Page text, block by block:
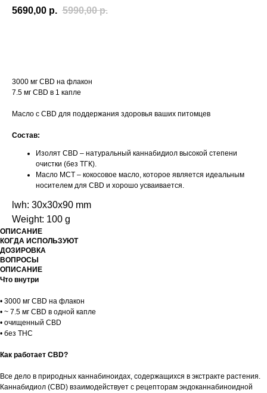
5690,00 р. 5990,00 р.
3000 мг CBD на флакон
7.5 мг CBD в 1 капле
Масло с CBD для поддержания здоровья ваших питомцев
Состав:
Изолят CBD – натуральный каннабидиол высокой степени
очистки (без ТГК).
Масло МСТ – кокосовое масло, которое является идеальным
носителем для CBD и хорошо усваивается.
lwh: 30x30x90 mm
Weight: 100 g
ОПИСАНИЕ
КОГДА ИСПОЛЬЗУЮТ
ДОЗИРОВКА
ВОПРОСЫ
ОПИСАНИЕ
Что внутри
• 3000 мг CBD на флакон
• ~ 7.5 мг CBD в одной капле
• очищенный CBD
• без THC
Как работает CBD?
Все дело в природных каннабиноидах, содержащихся в экстракте растения.
Каннабидиол (CBD) взаимодействует с рецепторам эндоканнабиноидной